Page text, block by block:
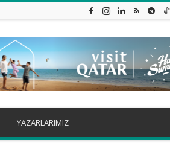
YAZARLARIMIZ